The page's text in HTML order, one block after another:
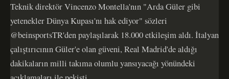
Teknik direktör Vincenzo Montella'nın "Arda Güler gibi
yetenekler Dünya Kupası'nı hak ediyor" sözleri
@beinsportsTR'den paylaşılarak 18.000 etkileşim aldı. İtalyan
çalıştırıcının Güler'e olan güveni, Real Madrid'de aldığı
dakikaların milli takıma olumlu yansıyacağı yönündeki